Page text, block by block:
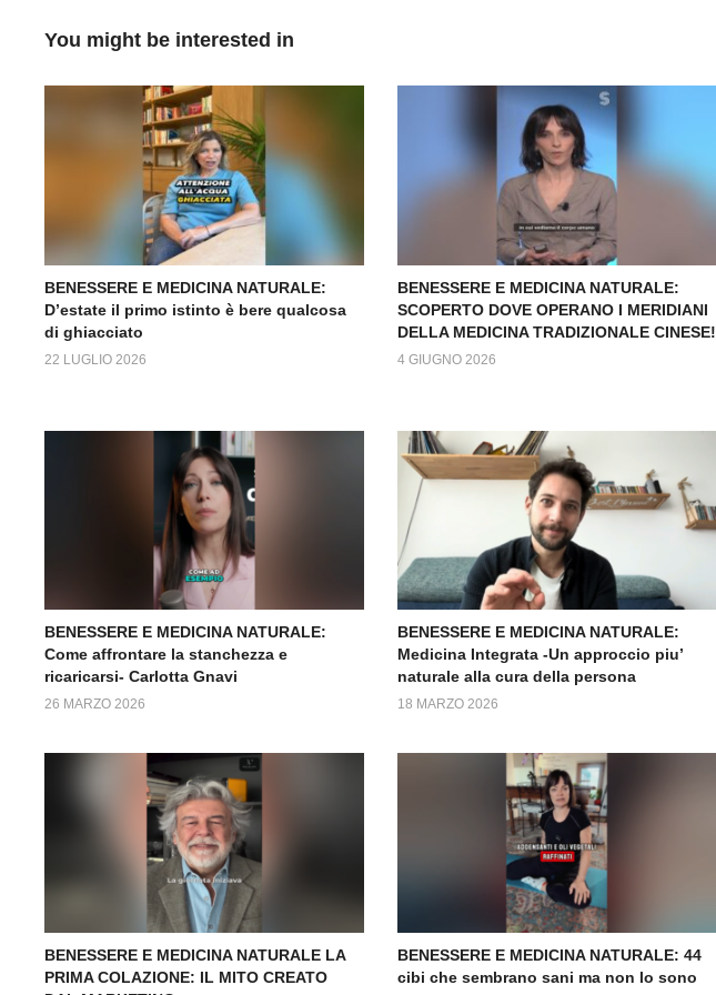
You might be interested in
BENESSERE E MEDICINA NATURALE:
D’estate il primo istinto è bere qualcosa
di ghiacciato
22 LUGLIO 2026
BENESSERE E MEDICINA NATURALE:
SCOPERTO DOVE OPERANO I MERIDIANI
DELLA MEDICINA TRADIZIONALE CINESE!
4 GIUGNO 2026
BENESSERE E MEDICINA NATURALE:
Come affrontare la stanchezza e
ricaricarsi- Carlotta Gnavi
26 MARZO 2026
BENESSERE E MEDICINA NATURALE:
Medicina Integrata -Un approccio piu’
naturale alla cura della persona
18 MARZO 2026
BENESSERE E MEDICINA NATURALE LA
PRIMA COLAZIONE: IL MITO CREATO
BENESSERE E MEDICINA NATURALE: 44
cibi che sembrano sani ma non lo sono